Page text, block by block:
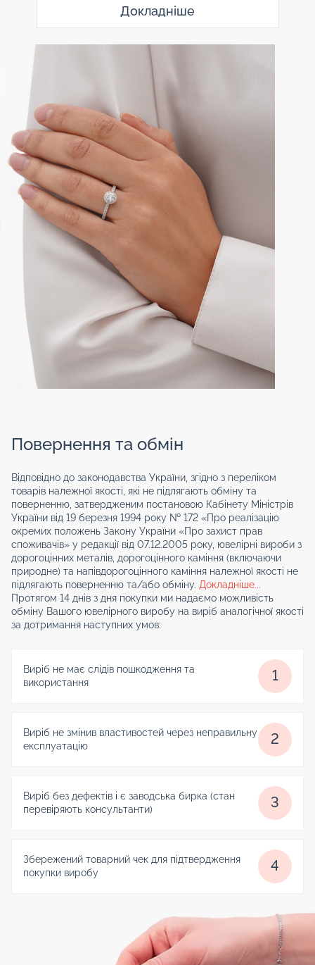
Докладніше
Повернення та обмін
Відповідно до законодавства України, згідно з переліком
товарів належної якості, які не підлягають обміну та
поверненню, затвердженим постановою Кабінету Міністрів
України від 19 березня 1994 року № 172 «Про реалізацію
окремих положень Закону України «Про захист прав
споживачів» у редакції від 07.12.2005 року, ювелірні вироби з
дорогоцінних металів, дорогоцінного каміння (включаючи
природне) та напівдорогоцінного каміння належної якості не
підлягають поверненню та/або обміну. Докладніше...
Протягом 14 днів з дня покупки ми надаємо можливість
обміну Вашого ювелірного виробу на виріб аналогічної якості
за дотримання наступних умов:
Виріб не має слідів пошкодження та
використання
1
Виріб не змінив властивостей через неправильну
експлуатацію
2
Виріб без дефектів і є заводська бирка (стан
перевіряють консультанти)
3
Збережений товарний чек для підтвердження
покупки виробу
4